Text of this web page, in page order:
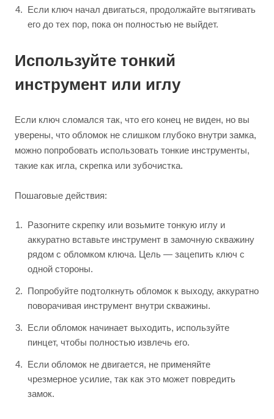
Если ключ начал двигаться, продолжайте вытягивать
его до тех пор, пока он полностью не выйдет.
Используйте тонкий
инструмент или иглу
Если ключ сломался так, что его конец не виден, но вы
уверены, что обломок не слишком глубоко внутри замка,
можно попробовать использовать тонкие инструменты,
такие как игла, скрепка или зубочистка.
Пошаговые действия:
Разогните скрепку или возьмите тонкую иглу и
аккуратно вставьте инструмент в замочную скважину
рядом с обломком ключа. Цель — зацепить ключ с
одной стороны.
Попробуйте подтолкнуть обломок к выходу, аккуратно
поворачивая инструмент внутри скважины.
Если обломок начинает выходить, используйте
пинцет, чтобы полностью извлечь его.
Если обломок не двигается, не применяйте
чрезмерное усилие, так как это может повредить
замок.